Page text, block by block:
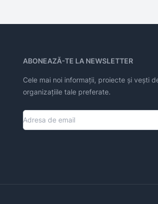
ABONEAZĂ-TE LA NEWSLETTER
Cele mai noi informații, proiecte și vești
organizațiile tale preferate.